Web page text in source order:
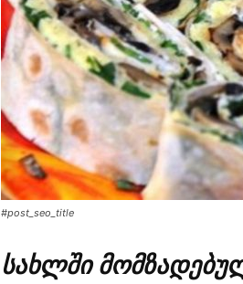
#post_seo_title
სახლში